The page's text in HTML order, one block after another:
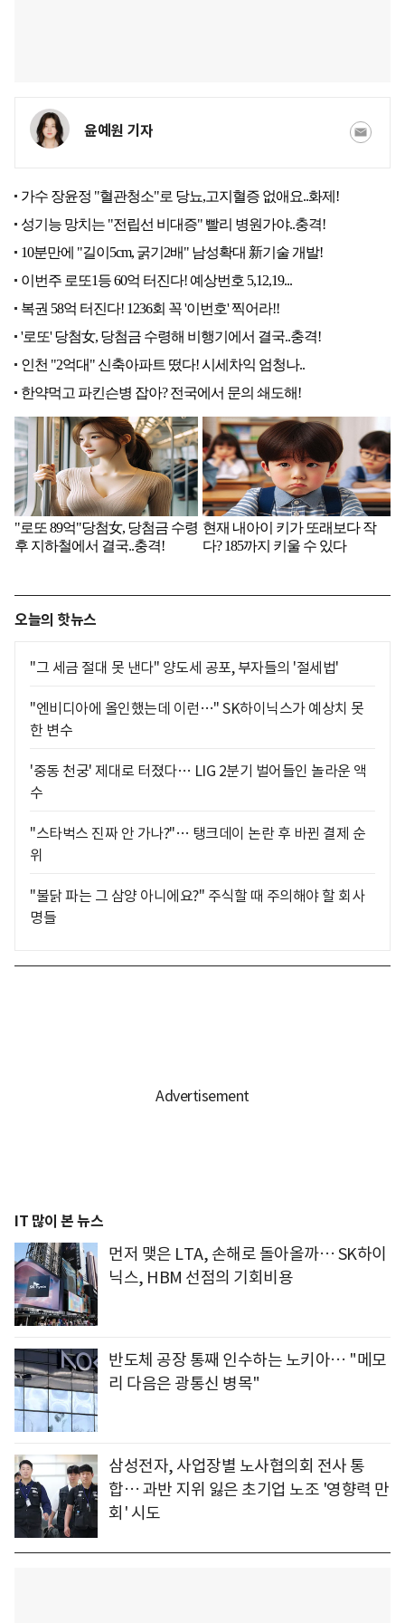
윤예원 기자
오늘의 핫뉴스
"그 세금 절대 못 낸다" 양도세 공포, 부자들의 '절세법'
"엔비디아에 올인했는데 이런…" SK하이닉스가 예상치 못
한 변수
'중동 천궁' 제대로 터졌다… LIG 2분기 벌어들인 놀라운 액
수
"스타벅스 진짜 안 가나?"… 탱크데이 논란 후 바뀐 결제 순
위
"불닭 파는 그 삼양 아니에요?" 주식할 때 주의해야 할 회사
명들
IT 많이 본 뉴스
먼저 맺은 LTA, 손해로 돌아올까… SK하이
닉스, HBM 선점의 기회비용
반도체 공장 통째 인수하는 노키아… "메모
리 다음은 광통신 병목"
삼성전자, 사업장별 노사협의회 전사 통
합… 과반 지위 잃은 초기업 노조 '영향력 만
회' 시도